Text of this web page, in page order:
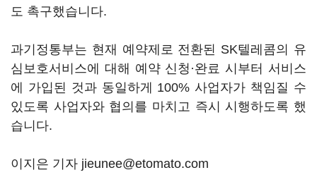
도 촉구했습니다.
과기정통부는 현재 예약제로 전환된 SK텔레콤의 유
심보호서비스에 대해 예약 신청·완료 시부터 서비스
에 가입된 것과 동일하게 100% 사업자가 책임질 수
있도록 사업자와 협의를 마치고 즉시 시행하도록 했
습니다.
이지은 기자 jieunee@etomato.com